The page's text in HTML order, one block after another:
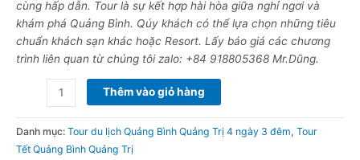
cùng hấp dẫn. Tour là sự kết hợp hài hòa giữa nghỉ ngơi và
khám phá Quảng Bình. Qúy khách có thể lựa chọn những tiêu
chuẩn khách sạn khác hoặc Resort. Lấy báo giá các chương
trình liên quan từ chúng tôi zalo: +84 918805368 Mr.Dũng.
Thêm vào giỏ hàng
Danh mục: Tour du lịch Quảng Bình Quảng Trị 4 ngày 3 đêm, Tour
Tết Quảng Bình Quảng Trị